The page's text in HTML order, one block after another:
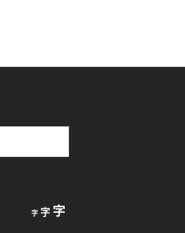
字 小
字重字放